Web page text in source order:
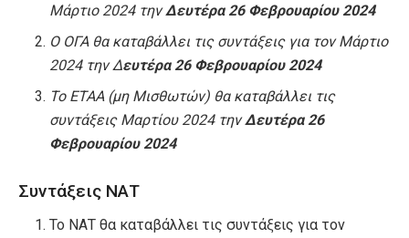
Μάρτιο 2024 τηνΔευτέρα 26 Φεβρουαρίου 2024
Ο ΟΓΑ θα καταβάλλει τις συντάξεις για τον Μάρτιο
2024 την Δευτέρα 26 Φεβρουαρίου 2024
Το ΕΤΑΑ (μη Μισθωτών) θα καταβάλλει τις
συντάξεις Μαρτίου 2024 τηνΔευτέρα 26
Φεβρουαρίου 2024
Συντάξεις ΝΑΤ
Το ΝΑΤ θα καταβάλλει τις συντάξεις για τον